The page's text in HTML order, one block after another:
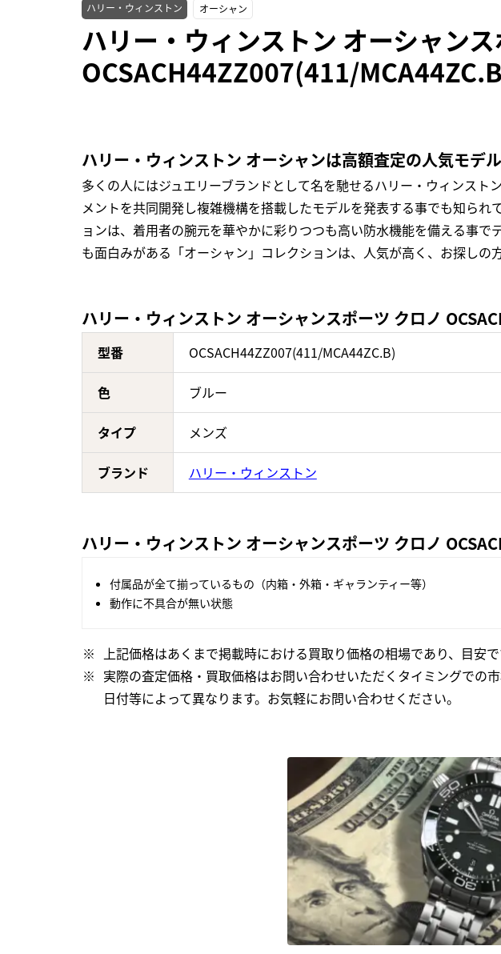
ハリー・ウィンストン オーシャン
ハリー・ウィンストン オーシャン
OCSACH44ZZ007(411/
ハリー・ウィンストン オーシャンは高額査定の人気モデル
多くの人にはジュエリーブランドとして名を馳せるハリー・ウィンス
メントを共同開発し複雑機構を搭載したモデルを発表する事でも知ら
ョンは、着用者の腕元を華やかに彩りつつも高い防水機能を備える事
も面白みがある「オーシャン」コレクションは、人気が高く、お探しの
ハリー・ウィンストン オーシャンスポーツ クロノ
型番 OCSACH44ZZ007(411/MCA44ZC.B)
色 ブルー
タイプ メンズ
ブランド ハリー・ウィンストン
ハリー・ウィンストン オーシャンスポーツ クロノ
付属品が全て揃っているもの（内箱・外箱・ギャランティー等）
動作に不具合が無い状態
上記価格はあくまで掲載時における買取り価格の相場であり、目安
実際の査定価格・買取価格はお問い合わせいただくタイミングでの
日付等によって異なります。お気軽にお問い合わせください。